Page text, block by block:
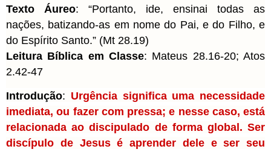
Texto Áureo: “Portanto, ide, ensinai todas as
nações, batizando-as em nome do Pai, e do Filho, e
do Espírito Santo.” (Mt 28.19)
Leitura Bíblica em Classe: Mateus 28.16-20; Atos
2.42-47
Introdução: Urgência significa uma necessidade
imediata, ou fazer com pressa; e nesse caso, está
relacionada ao discipulado de forma global. Ser
discípulo de Jesus é aprender dele e ser seu